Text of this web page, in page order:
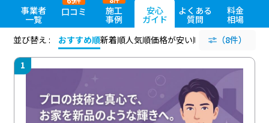
事業者
一覧
口コミ 施工
事例
安心
ガイド
よくある
質問
料金
相場
並び替え :
おすすめ順新着順人気順価格が安い順 評価が高い順
（8件）
1